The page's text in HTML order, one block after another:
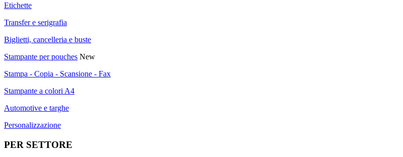
Etichette
Transfer e serigrafia
Biglietti, cancelleria e buste
Stampante per pouches New
Stampa - Copia - Scansione - Fax
Stampante a colori A4
Automotive e targhe
Personalizzazione
PER SETTORE